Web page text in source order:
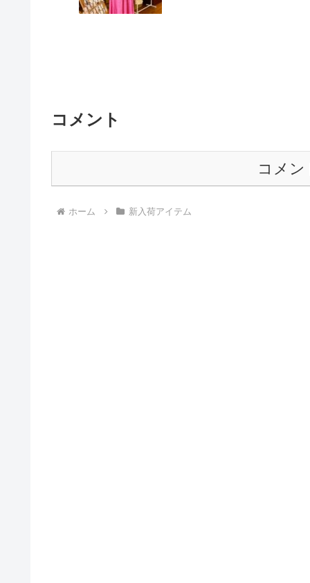
コメント
コメン
ホーム 新入荷アイテム